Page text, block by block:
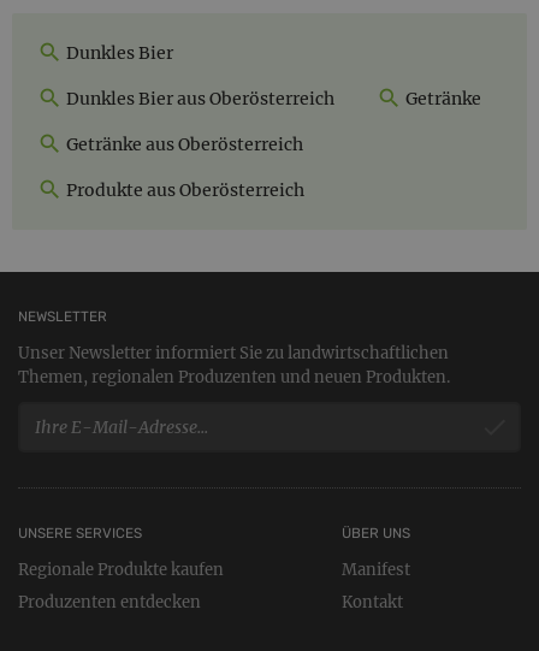
Dunkles Bier
Dunkles Bier aus Oberösterreich Getränke
Getränke aus Oberösterreich
Produkte aus Oberösterreich
NEWSLETTER
Unser Newsletter informiert Sie zu landwirtschaftlichen
Themen, regionalen Produzenten und neuen Produkten.
UNSERE SERVICES
Regionale Produkte kaufen
Produzenten entdecken
ÜBER UNS
Manifest
Kontakt